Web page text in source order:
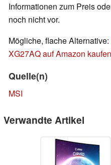
Informationen zum Preis
noch nicht vor.
Mögliche, flache Alternative:
XG27AQ auf Amazon kaufen
Quelle(n)
MSI
Verwandte Artikel